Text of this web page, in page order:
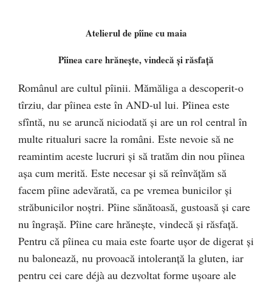
Atelierul de pîine cu maia
Pîinea care hrăneşte, vindecă şi răsfaţă
Românul are cultul pîinii. Mămăliga a descoperit-o
tîrziu, dar pîinea este în AND-ul lui. Pîinea este
sfîntă, nu se aruncă niciodată şi are un rol central în
multe ritualuri sacre la români. Este nevoie să ne
reamintim aceste lucruri şi să tratăm din nou pîinea
aşa cum merită. Este necesar şi să reînvăţăm să
facem pîine adevărată, ca pe vremea bunicilor şi
străbunicilor noştri. Pîine sănătoasă, gustoasă şi care
nu îngraşă. Pîine care hrăneşte, vindecă şi răsfaţă.
Pentru că pîinea cu maia este foarte uşor de digerat şi
nu balonează, nu provoacă intoleranţă la gluten, iar
pentru cei care déjà au dezvoltat forme uşoare ale